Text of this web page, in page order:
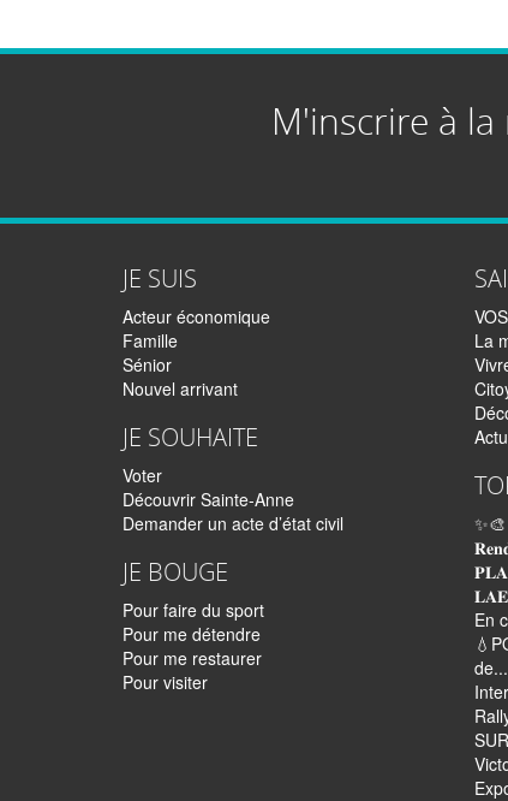
M'inscrire à
JE SUIS
Acteur économique
Famille
Sénior
Nouvel arrivant
JE SOUHAITE
Voter
Découvrir Sainte-Anne
Demander un acte d’état civil
JE BOUGE
Pour faire du sport
Pour me détendre
Pour me restaurer
Pour visiter
La
En
de...